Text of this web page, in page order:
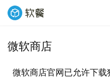
微软商店
微软商店官网已允许下